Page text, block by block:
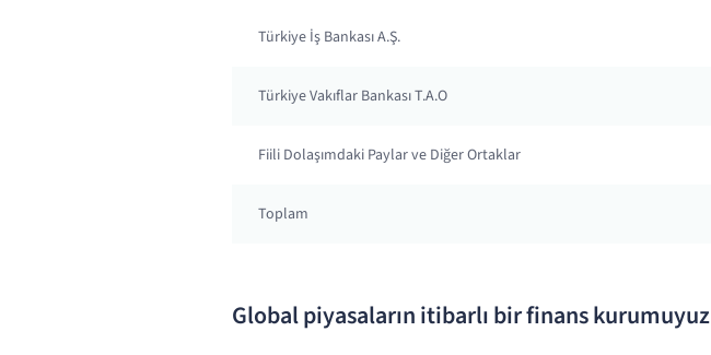
Türkiye İş Bankası A.Ş.
Türkiye Vakıflar Bankası T.A.O
Fiili Dolaşımdaki Paylar ve Diğer Ortaklar
Toplam
Global piyasaların itibarlı bir finans kurumuyuz